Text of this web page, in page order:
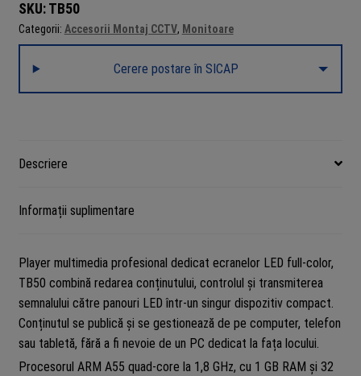
SKU: TB50
Categorii: Accesorii Montaj CCTV, Monitoare
Cerere postare în SICAP
Descriere
Informații suplimentare
Player multimedia profesional dedicat ecranelor LED full-color,
TB50 combină redarea conținutului, controlul și transmiterea
semnalului către panouri LED într-un singur dispozitiv compact.
Conținutul se publică și se gestionează de pe computer, telefon
sau tabletă, fără a fi nevoie de un PC dedicat la fața locului.
Procesorul ARM A55 quad-core la 1,8 GHz, cu 1 GB RAM și 32